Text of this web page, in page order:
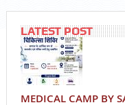
LATEST POST
MEDICAL CAMP BY